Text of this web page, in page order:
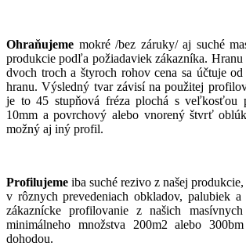
Ohraňujeme mokré /bez záruky/ aj suché
produkcie podľa požiadaviek zákazníka. Hranu
dvoch troch a štyroch rohov cena sa účtuje
hranu. Výsledný tvar závisí na použitej
je to 45 stupňová fréza plochá s veľkosťou
10mm a povrchový alebo vnorený štvrť
možný aj iný profil.
Profilujeme iba suché rezivo z našej
v rôznych prevedeniach obkladov, palubiek
zákaznícke profilovanie z našich
minimálneho množstva 200m2 alebo
dohodou.